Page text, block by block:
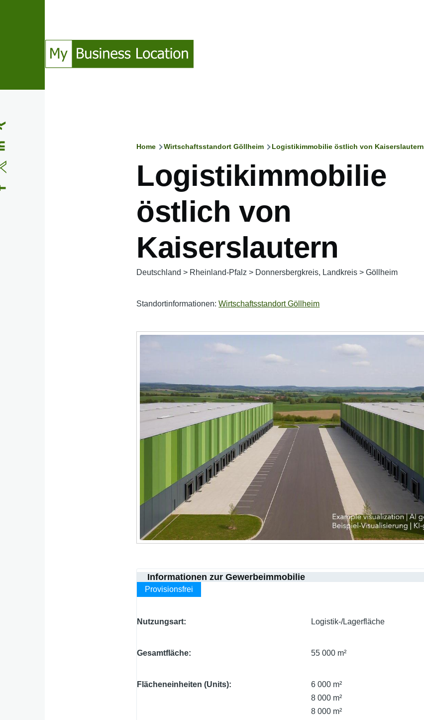
Home Wirtschaftsstandort Göllheim Logistikimmobilie östlich von Kaiserslautern
Logistikimmobilie
östlich von
Kaiserslautern
Deutschland > Rheinland-Pfalz > Donnersbergkreis, Landkreis >Göllheim
Standortinformationen:Wirtschaftsstandort Göllheim
Informationen zur Gewerbeimmobilie
Provisionsfrei
Nutzungsart Logistik-/Lagerfläche
Gesamtfläche 55 000 m²
Flächeneinheiten (Units)
6 000 m²
8 000 m²
8 000 m²
(Opens in a new window)
(Opens in a new window)
(Opens in a new window)
(Opens in a new window)